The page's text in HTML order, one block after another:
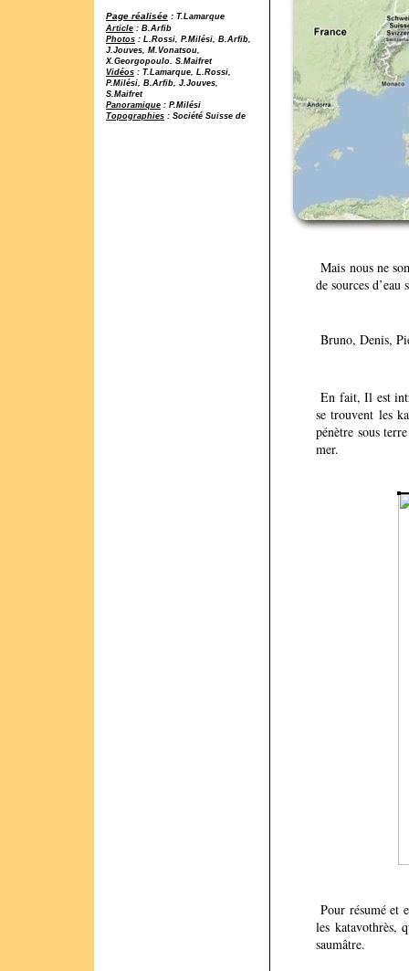
Page réalisée : T.Lamarque
Article : B.Arfib
Photos : L.Rossi, P.Milési, B.Arfib,
J.Jouves, M.Vonatsou,
X.Georgopoulo. S.Maifret
Vidéos : T.Lamarque, L.Rossi,
P.Milési, B.Arfib, J.Jouves,
S.Maifret
Panoramique : P.Milési
Topographies : Société Suisse de
Mais nous ne
de sources
Bruno, Denis,
En fait, Il est
se trouvent les
pénètre sous
mer.
Pour résumé et
les katavothrès,
saumâtre.